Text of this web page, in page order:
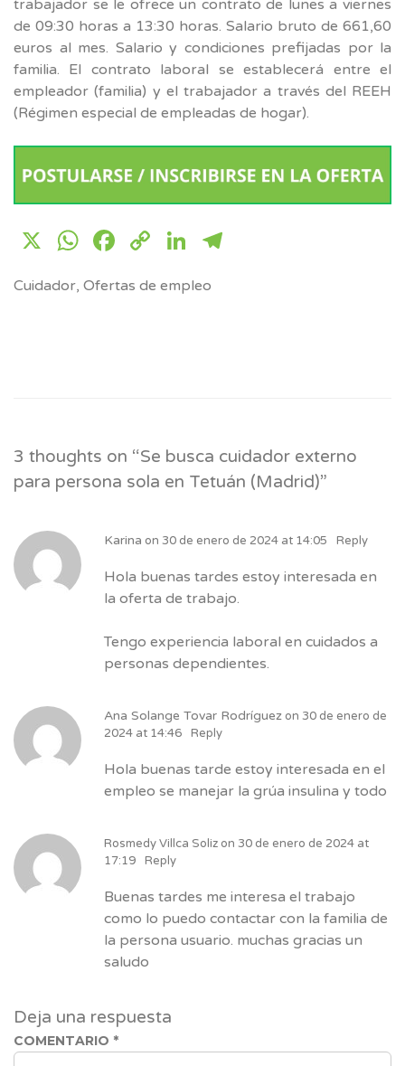
trabajador se le ofrece un contrato de lunes a viernes
de 09:30 horas a 13:30 horas. Salario bruto de 661,60
euros al mes. Salario y condiciones prefijadas por la
familia. El contrato laboral se establecerá entre el
empleador (familia) y el trabajador a través del REEH
(Régimen especial de empleadas de hogar).
X WhatsApp
Facebook
CopyLinkedIn
Cuidador, Ofertas de empleo
3 thoughts on “Se busca cuidador externo
para persona sola en Tetuán (Madrid)”
Karina on 30 de enero de 2024 at 14:05 Reply
Hola buenas tardes estoy interesada en
la oferta de trabajo.
Tengo experiencia laboral en cuidados a
personas dependientes.
Ana Solange Tovar Rodríguez on 30 de enero de
2024 at 14:46
Reply
Hola buenas tarde estoy interesada en el
empleo se manejar la grúa insulina y todo
Rosmedy Villca Soliz on 30 de enero de 2024 at
17:19
Reply
Buenas tardes me interesa el trabajo
como lo puedo contactar con la familia de
la persona usuario. muchas gracias un
saludo
Deja una respuesta
COMENTARIO *